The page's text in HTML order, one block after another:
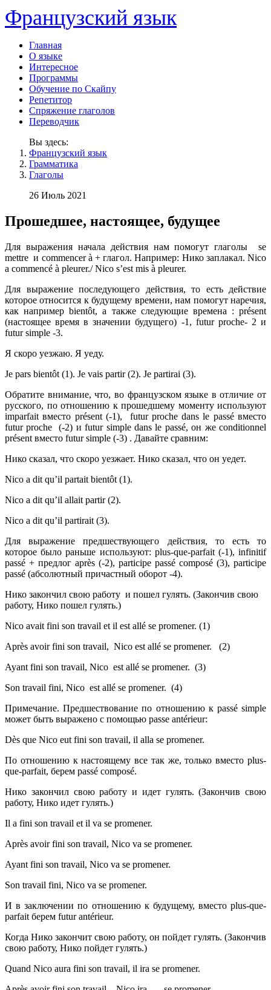
Французский язык
Главная
О языке
Интересное
Программы
Обучение по Скайпу
Репетитор
Спряжение глаголов
Переводчик
Вы здесь:
Французский язык
Грамматика
Глаголы
26 Июль 2021
Прошедшее, настоящее, будущее
Для выражения начала действия нам помогут глаголы se
mettre и commencer à + глагол. Например: Нико заплакал. Nico
a commencé à pleurer./ Nico s’est mis à pleurer.
Для выражение последующего действия, то есть действие
которое относится к будущему времени, нам помогут наречия,
как например bientôt, а также следующие времена : présent
(настоящее время в значении будущего) -1, futur proche- 2 и
futur simple -3.
Я скоро уезжаю. Я уеду.
Jе pars bientôt (1). Je vais partir (2). Je partirai (3).
Обратите внимание, что, во французском языке в отличие от
русского, по отношению к прошедшему моменту используют
imparfait вместо présent (-1), futur proche dans le passé вместо
futur proche (-2) и futur simple dans le passé, он же conditionnel
présent вместо futur simple (-3) . Давайте сравним:
Нико сказал, что скоро уезжает. Нико сказал, что он уедет.
Nico a dit qu’il partait bientôt (1).
Nico a dit qu’il allait partir (2).
Nico a dit qu’il partirait (3).
Для выражение предшествующего действия, то есть то
которое было раньше используют: plus-que-parfait (-1), infinitif
passé + предлог après (-2), participe passé composé (3), participe
passé (абсолютный причастный оборот -4).
Нико закончил свою работу и пошел гулять. (Закончив свою
работу, Нико пошел гулять.)
Nico avait fini son travail et il est allé se promener. (1)
Après avoir fini son travail, Nico est allé se promener. (2)
Ayant fini son travail, Nico est allé se promener. (3)
Son travail fini, Nico est allé se promener. (4)
Примечание. Предшествование по отношению к passé simple
может быть выражено с помощью passe antérieur:
Dès que Nico eut fini son travail, il alla se promener.
По отношению к настоящему все так же, только вместо plus-
que-parfait, берем passé composé.
Нико закончил свою работу и идет гулять. (Закончив свою
работу, Нико идет гулять.)
Il a fini son travail et il va se promener.
Après avoir fini son travail, Nico va se promener.
Ayant fini son travail, Nico va se promener.
Son travail fini, Nico va se promener.
И в заключении по отношению к будущему, вместо plus-que-
parfait берем futur antérieur.
Когда Нико закончит свою работу, он пойдет гулять. (Закончив
свою работу, Нико пойдет гулять.)
Quand Nico aura fini son travail, il ira se promener.